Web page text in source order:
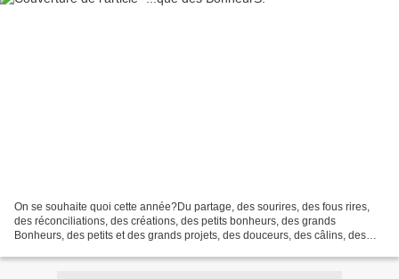
On se souhaite quoi cette année?Du partage, des sourires, des fous rires,
des réconciliations, des créations, des petits bonheurs, des grands
Bonheurs, des petits et des grands projets, des douceurs, des câlins, des